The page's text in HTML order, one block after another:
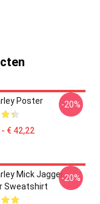
Poster
€ 42,22
-20%
Mick Jagger
Sweatshirt
-20%